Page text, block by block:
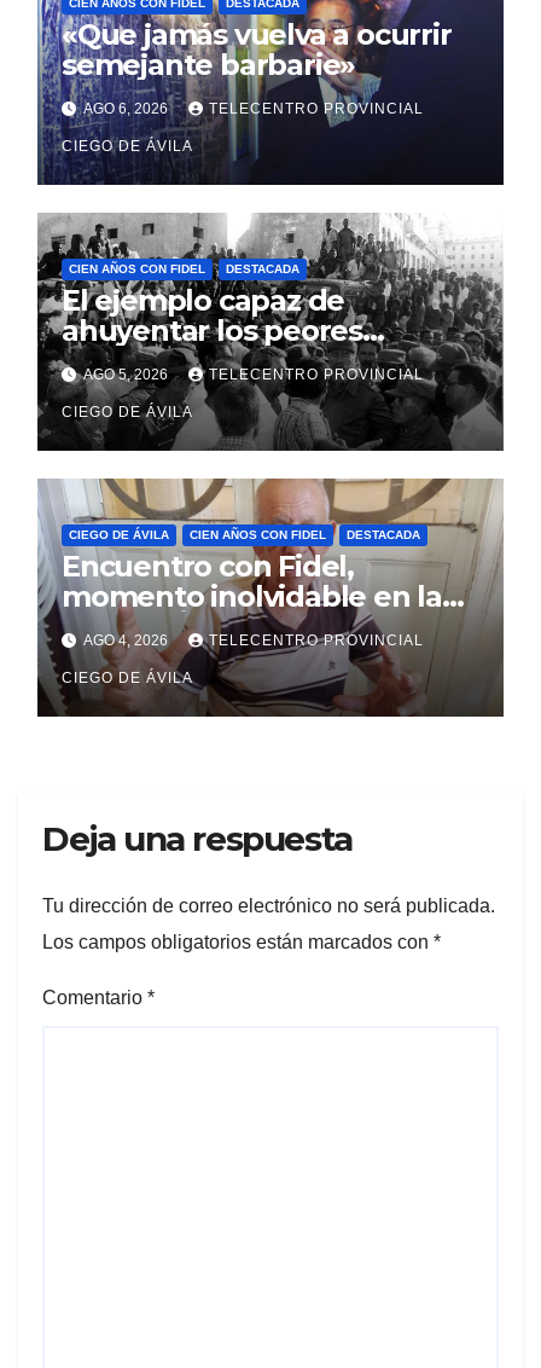
CIEN AÑOS CON FIDEL DESTACADA
«Que jamás vuelva a ocurrir
semejante barbarie»
AGO 6, 2026 TELECENTRO PROVINCIAL
CIEGO DE ÁVILA
CIEN AÑOS CON FIDEL DESTACADA
El ejemplo capaz de
ahuyentar los peores
presagios
AGO 5, 2026 TELECENTRO PROVINCIAL
CIEGO DE ÁVILA
CIEGO DE ÁVILA CIEN AÑOS CON FIDEL DESTACADA
Encuentro con Fidel,
momento inolvidable en la
vida de Élido Pérez
AGO 4, 2026 TELECENTRO PROVINCIAL
CIEGO DE ÁVILA
Deja una respuesta
Tu dirección de correo electrónico no será publicada.
Los campos obligatorios están marcados con *
Comentario *